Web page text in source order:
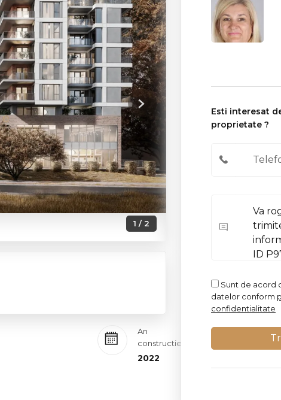
1 / 2
Next
An
constructie
2022
Esti interesat
proprietate ?
Sunt de acord
datelor conform
confidentialitate